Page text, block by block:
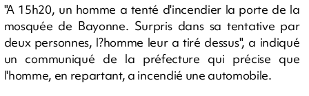
"A 15h20, un homme a tenté d'incendier la porte de la
mosquée de Bayonne. Surpris dans sa tentative par
deux personnes, l?homme leur a tiré dessus", a indiqué
un communiqué de la préfecture qui précise que
l'homme, en repartant, a incendié une automobile.